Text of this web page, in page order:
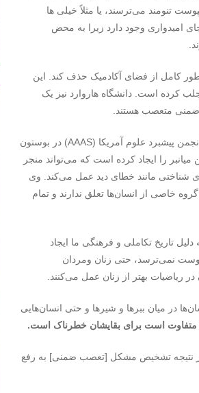
تنومند می‌ترسند، یا مثلاً خیلی ها
امیدواری وجود دارد زیرا به محض
طور کامل از فضای آکادمیک حذف کند. این
کرده است. دانشگاه هاروارد نیز یک
ضمنی متعصب هستند.
ایندیپندنت در این خصوص می نویسد: پروفسور لیدیا ویلا-کوماروف در نشست سالانه انجمن پیشبرد علوم آمریکا (AAAS) در بوستون
را ایجاد کرده است که می‌تواند منجر
شناختی مانند خطای دید عمل می‌کند. وی
خاصی از انسان‌ها تعلق ندارند و تمام
تاریخ تکاملی و فرهنگی ما ایجاد
نمی‌ترسد، حتی زنان ومردان
ریاضیات بهتر از زنان عمل می‌کنند.
در میان ببرها و شیرها و حتی انسان‌هایی
متفاوت است برای بقایشان خطرناک است.
در نتیجه تشخیص مشکل [تعصب ضمنی] به رفع